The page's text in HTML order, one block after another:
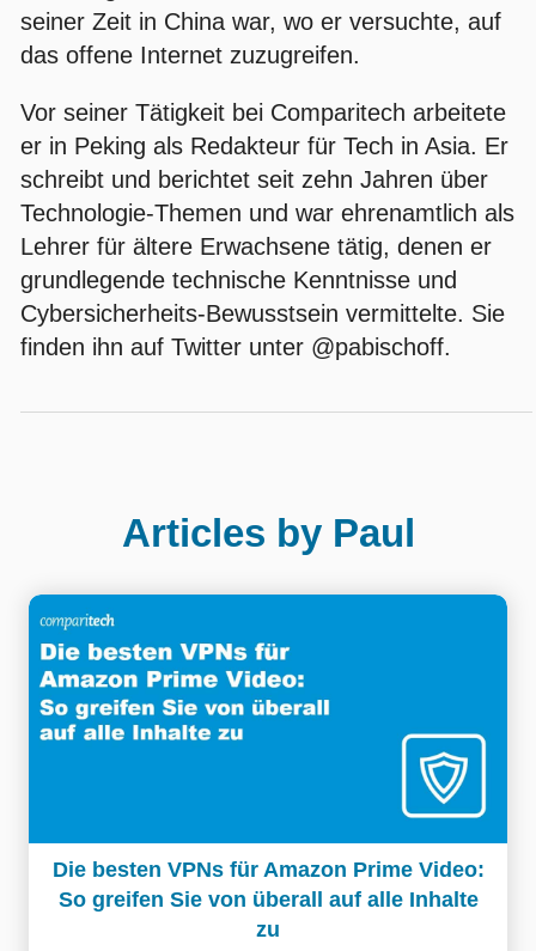
seiner Zeit in China war, wo er versuchte, auf
das offene Internet zuzugreifen.
Vor seiner Tätigkeit bei Comparitech arbeitete
er in Peking als Redakteur für Tech in Asia. Er
schreibt und berichtet seit zehn Jahren über
Technologie-Themen und war ehrenamtlich als
Lehrer für ältere Erwachsene tätig, denen er
grundlegende technische Kenntnisse und
Cybersicherheits-Bewusstsein vermittelte. Sie
finden ihn auf Twitter unter @pabischoff.
Articles by Paul
Die besten VPNs für Amazon Prime Video:
So greifen Sie von überall auf alle Inhalte
zu